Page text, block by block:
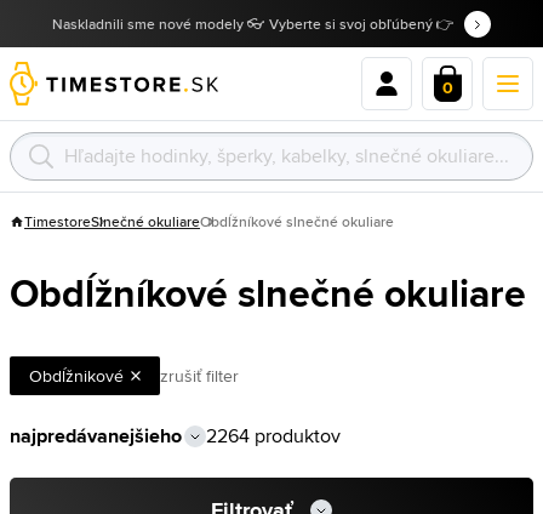
Naskladnili sme nové modely 👓 Vyberte si svoj obľúbený 👉
0
TimestoreSlnečné okuliareObdĺžníkové slnečné okuliare
Obdĺžníkové slnečné okuliare
Obdĺžnikové zrušiť filter
2264 produktov